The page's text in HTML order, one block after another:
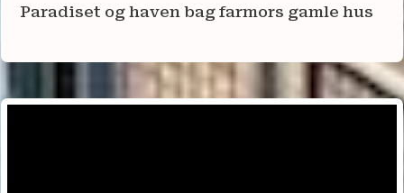
Paradiset og haven bag farmors gamle hus